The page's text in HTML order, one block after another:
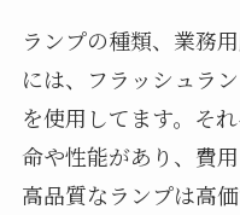
ランプの種類、業務
には、フラッシュラ
を使用してます。そ
命や性能があり、費
高品質なランプは高